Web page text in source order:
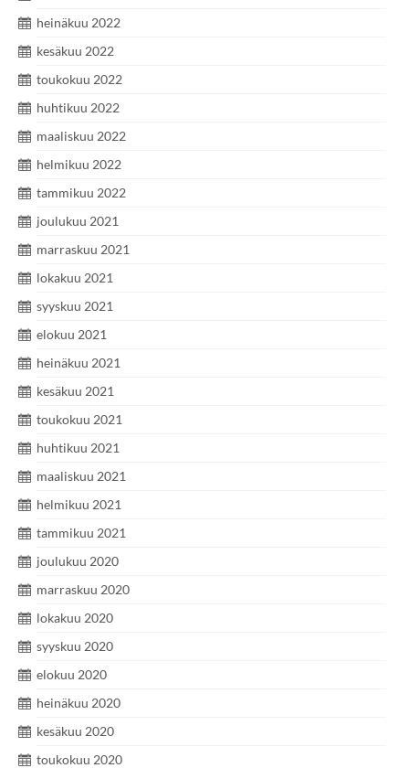
heinäkuu 2022
kesäkuu 2022
toukokuu 2022
huhtikuu 2022
maaliskuu 2022
helmikuu 2022
tammikuu 2022
joulukuu 2021
marraskuu 2021
lokakuu 2021
syyskuu 2021
elokuu 2021
heinäkuu 2021
kesäkuu 2021
toukokuu 2021
huhtikuu 2021
maaliskuu 2021
helmikuu 2021
tammikuu 2021
joulukuu 2020
marraskuu 2020
lokakuu 2020
syyskuu 2020
elokuu 2020
heinäkuu 2020
kesäkuu 2020
toukokuu 2020